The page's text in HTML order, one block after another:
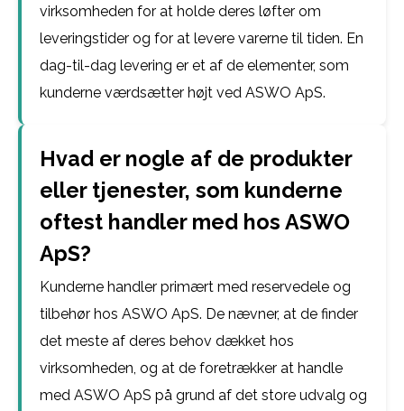
virksomheden for at holde deres løfter om
leveringstider og for at levere varerne til tiden. En
dag-til-dag levering er et af de elementer, som
kunderne værdsætter højt ved ASWO ApS.
Hvad er nogle af de produkter
eller tjenester, som kunderne
oftest handler med hos ASWO
ApS?
Kunderne handler primært med reservedele og
tilbehør hos ASWO ApS. De nævner, at de finder
det meste af deres behov dækket hos
virksomheden, og at de foretrækker at handle
med ASWO ApS på grund af det store udvalg og